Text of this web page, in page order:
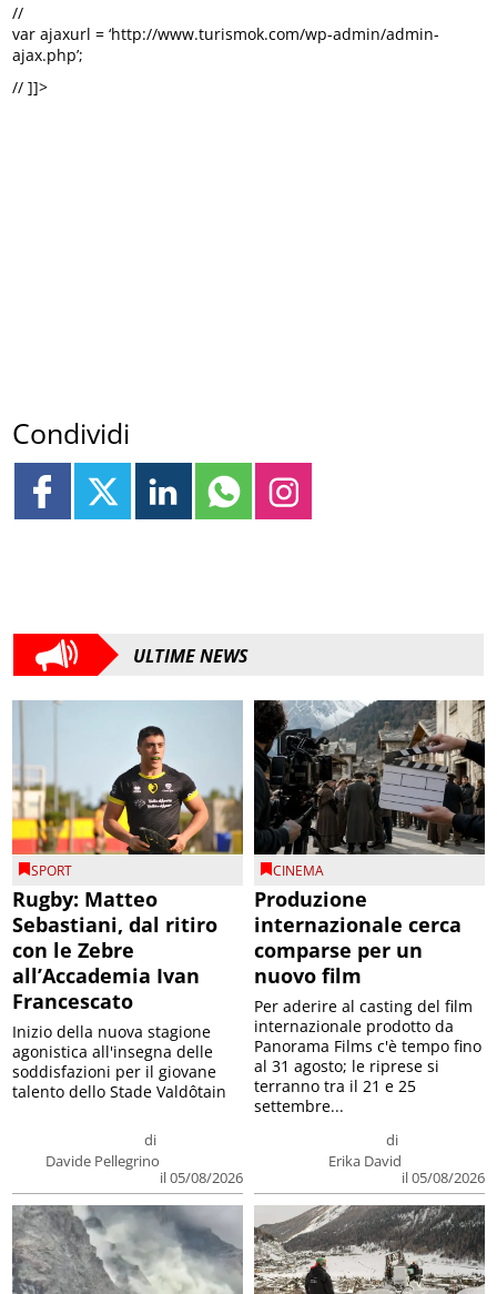
//
var ajaxurl = ‘http://www.turismok.com/wp-admin/admin-
ajax.php’;
// ]]>
Condividi
ULTIME NEWS
SPORT
Rugby: Matteo
Sebastiani, dal ritiro
con le Zebre
all’Accademia Ivan
Francescato
di
Davide Pellegrino
il 05/08/2026
Inizio della nuova stagione
agonistica all'insegna delle
soddisfazioni per il giovane
talento dello Stade Valdôtain
CINEMA
Produzione
internazionale cerca
comparse per un
nuovo film
di
Erika David
il 05/08/2026
Per aderire al casting del film
internazionale prodotto da
Panorama Films c'è tempo fino
al 31 agosto; le riprese si
terranno tra il 21 e 25
settembre...